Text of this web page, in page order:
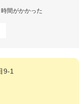
時間がかかった
9-1